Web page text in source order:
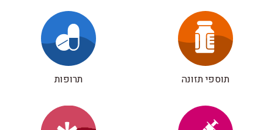
תוספי תזונה תרופות